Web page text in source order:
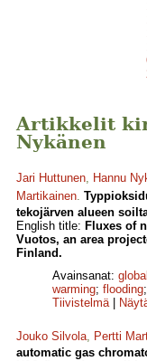
Artikkelit
Nykänen
Jari Huttunen, Hannu
Martikainen.
tekojärven alueen
English title: Fluxes of
Vuotos, an area
Finland.
Avainsanat:
warming; flooding;
Tiivistelmä|
Jouko Silvola, Pertti
automatic gas